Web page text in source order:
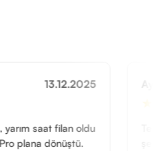
Ayş***
Tek üründe tüm
şekilde kullanıyorum.